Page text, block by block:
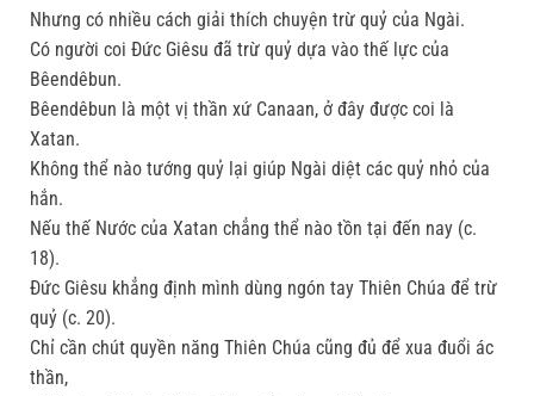
Nhưng có nhiều cách giải thích chuyện trừ quỷ của Ngài.
Có người coi Đức Giêsu đã trừ quỷ dựa vào thế lực của
Bêendêbun.
Bêendêbun là một vị thần xứ Canaan, ở đây được coi là
Xatan.
Không thể nào tướng quỷ lại giúp Ngài diệt các quỷ nhỏ của
hắn.
Nếu thế Nước của Xatan chẳng thể nào tồn tại đến nay (c.
18).
Đức Giêsu khẳng định mình dùng ngón tay Thiên Chúa để trừ
quỷ (c. 20).
Chỉ cần chút quyền năng Thiên Chúa cũng đủ để xua đuổi ác
thần,